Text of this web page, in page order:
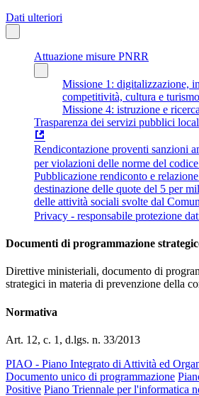
Dati ulteriori
Attuazione misure PNRR
Missione 1: digitalizzazione,
competitività, cultura e turismo
Missione 4: istruzione e ricerca
Trasparenza dei servizi pubblici
Rendicontazione proventi sanzioni
per violazioni delle norme del
Pubblicazione rendiconto e
destinazione delle quote del 5 per
delle attività sociali svolte dal
Privacy - responsabile protezione
Documenti di programmazione
Direttive ministeriali, documento di
strategici in materia di prevenzione della
Normativa
Art. 12, c. 1, d.lgs. n. 33/2013
PIAO - Piano Integrato di Attività ed
Documento unico di programmazione
Positive Piano Triennale per l'informatica